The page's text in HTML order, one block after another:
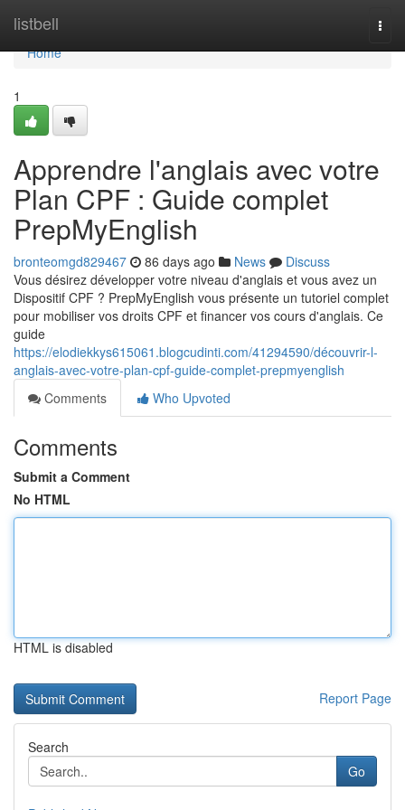
listbell
Home
Home
1
Apprendre l'anglais avec votre
Plan CPF : Guide complet
PrepMyEnglish
bronteomgd829467 86 days ago News
Discuss
Vous désirez développer votre niveau d'anglais et vous avez un
Dispositif CPF ? PrepMyEnglish vous présente un tutoriel complet
pour mobiliser vos droits CPF et financer vos cours d'anglais. Ce
guide
https://elodiekkys615061.blogcudinti.com/41294590/découvrir-l-
anglais-avec-votre-plan-cpf-guide-complet-prepmyenglish
Comments
Who Upvoted
Comments
Submit a Comment
No HTML
HTML is disabled
Report Page
Search
Go